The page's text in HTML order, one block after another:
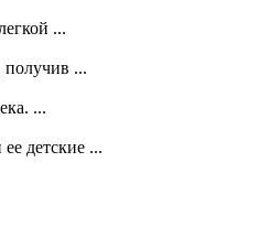
...
...
...
детские ...